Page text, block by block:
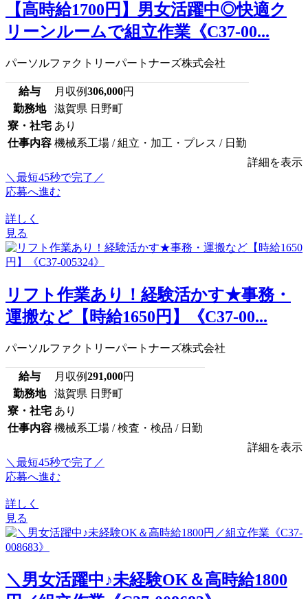
【高時給1700円】男女活躍中◎快適ク
リーンルームで組立作業《C37-00...
パーソルファクトリーパートナーズ株式会社
給与 月収例306,000円
勤務地
滋賀県 日野町
寮・社宅 あり
仕事内容 機械系工場 / 組立・加工・プレス / 日勤
詳細を表示
＼最短45秒で完了／
応募へ進む
詳しく
見る
リフト作業あり！経験活かす★事務・
運搬など【時給1650円】《C37-00...
パーソルファクトリーパートナーズ株式会社
給与 月収例291,000円
勤務地
滋賀県 日野町
寮・社宅 あり
仕事内容 機械系工場 / 検査・検品 / 日勤
詳細を表示
＼最短45秒で完了／
応募へ進む
詳しく
見る
＼男女活躍中♪未経験OK＆高時給1800